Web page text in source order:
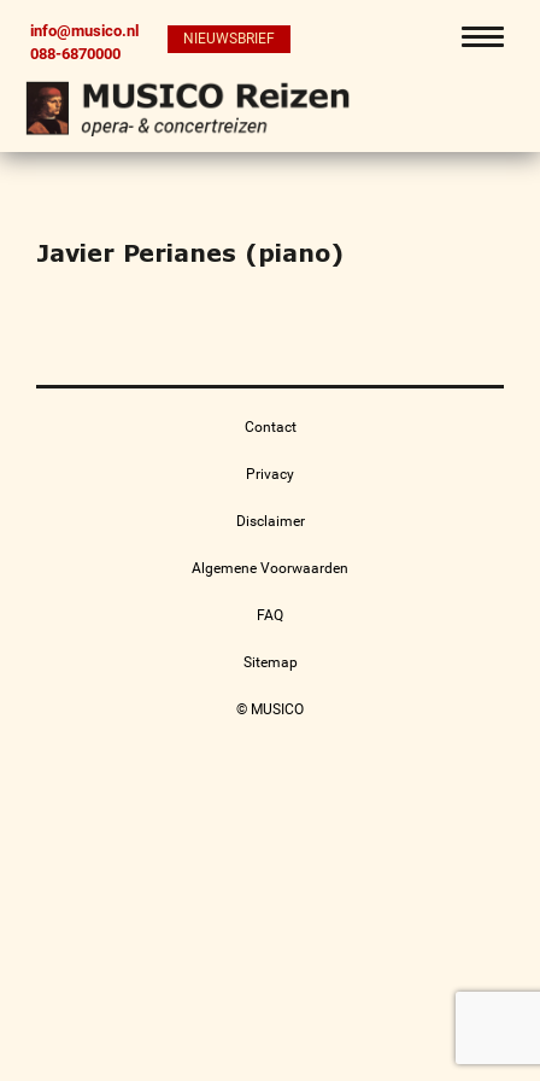
info@musico.nl
088-6870000
NIEUWSBRIEF
Javier Perianes (piano)
Contact
Privacy
Disclaimer
Algemene Voorwaarden
FAQ
Sitemap
© MUSICO